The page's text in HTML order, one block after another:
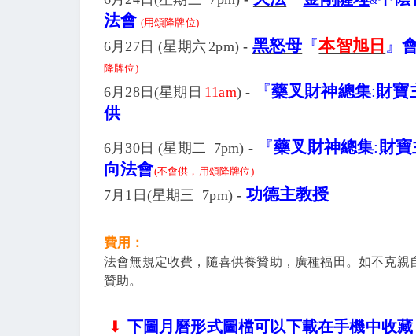
法會 (用頌降牌位)
6月27日 (星期六 2pm) - 黑怒母 『本智旭日 』
降牌位)
6月28日(星期 日 11am)- 『藥叉財神總集:財寶
供
6月30日 (星期二 7pm) - 『藥叉財神總集:財寶
向法會(不會供，用頌降牌位)
7月1日(星期三 7pm)- 功德主教授
費用：
法會無規定收費，隨喜供養贊助，廣種福田。如不克
贊助。
⬇︎​ 下圖月曆形式圖檔可以下載在手機中收藏